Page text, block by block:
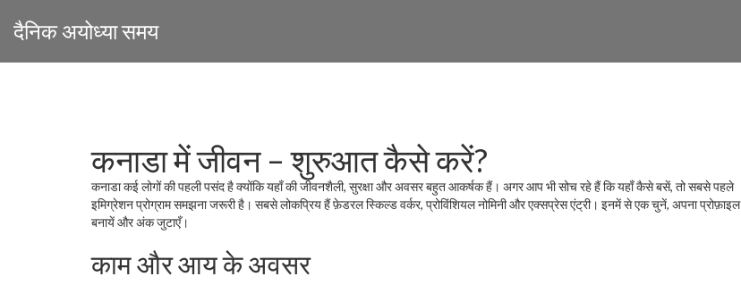
दैनिक अयोध्या समय
कनाडा में जीवन – शुरुआत कैसे करें?
कनाडा कई लोगों की पहली पसंद है क्योंकि यहाँ की जीवनशैली, सुरक्षा और अवसर बहुत आकर्षक हैं। अगर आप भी सोच रहे हैं कि यहाँ कैसे बसें, तो सबसे पहले
इमिग्रेशन प्रोग्राम समझना जरूरी है। सबसे लोकप्रिय हैं फ़ेडरल स्किल्ड वर्कर, प्रोविंशियल नोमिनी और एक्सप्रेस एंट्री। इनमें से एक चुनें, अपना प्रोफ़ाइल
बनायें और अंक जुटाएँ।
काम और आय के अवसर